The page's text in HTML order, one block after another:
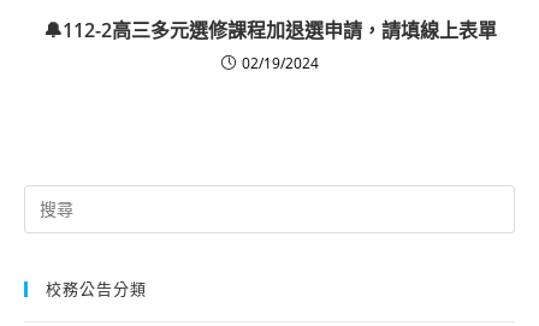
🔔112-2高三多元選修課程加退選申請，請填線上表單
02/19/2024
Search
for:
校務公告分類